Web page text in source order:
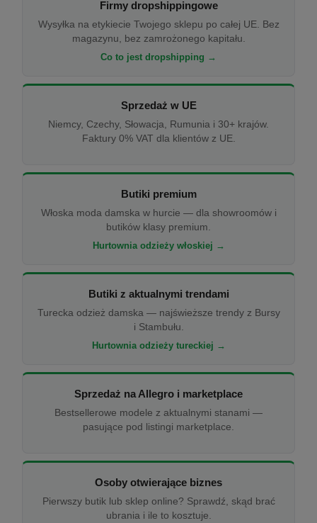
Firmy dropshippingowe
Wysyłka na etykiecie Twojego sklepu po całej UE. Bez
magazynu, bez zamrożonego kapitału.
Co to jest dropshipping →
Sprzedaż w UE
Niemcy, Czechy, Słowacja, Rumunia i 30+ krajów.
Faktury 0% VAT dla klientów z UE.
Butiki premium
Włoska moda damska w hurcie — dla showroomów i
butików klasy premium.
Hurtownia odzieży włoskiej →
Butiki z aktualnymi trendami
Turecka odzież damska — najświeższe trendy z Bursy
i Stambułu.
Hurtownia odzieży tureckiej →
Sprzedaż na Allegro i marketplace
Bestsellerowe modele z aktualnymi stanami —
pasujące pod listingi marketplace.
Osoby otwierające biznes
Pierwszy butik lub sklep online? Sprawdź, skąd brać
ubrania i ile to kosztuje.